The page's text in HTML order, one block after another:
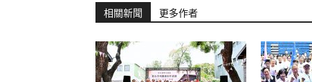
相關新聞 更多作者